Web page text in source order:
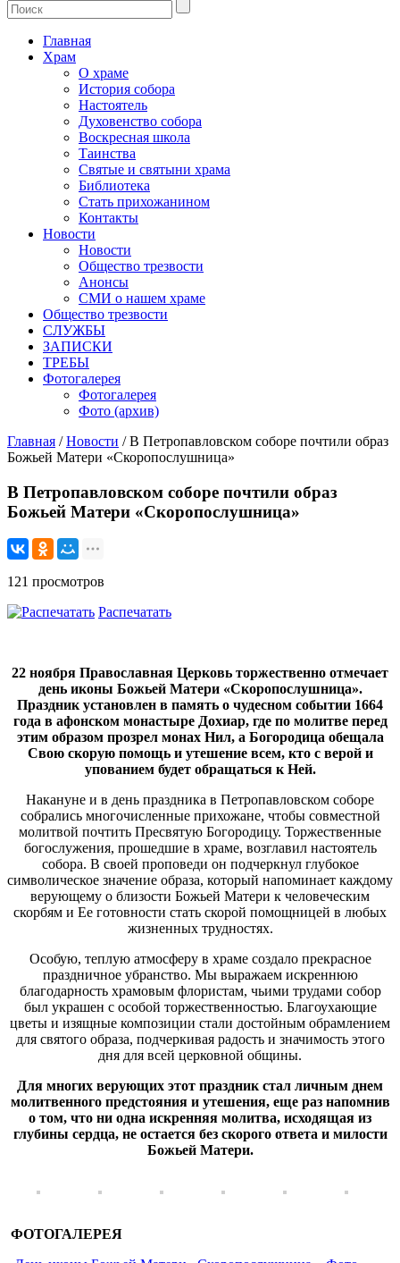
Главная
Храм
О храме
История собора
Настоятель
Духовенство собора
Воскресная школа
Таинства
Святые и святыни храма
Библиотека
Стать прихожанином
Контакты
Новости
Новости
Общество трезвости
Анонсы
СМИ о нашем храме
Общество трезвости
СЛУЖБЫ
ЗАПИСКИ
ТРЕБЫ
Фотогалерея
Фотогалерея
Фото (архив)
Главная /Новости / В Петропавловском соборе почтили образ
Божьей Матери «Скоропослушница»
В Петропавловском соборе почтили образ
Божьей Матери «Скоропослушница»
121 просмотров
Распечатать
22 ноября Православная Церковь торжественно отмечает
день иконы Божьей Матери «Скоропослушница».
Праздник установлен в память о чудесном событии 1664
года в афонском монастыре Дохиар, где по молитве перед
этим образом прозрел монах Нил, а Богородица обещала
Свою скорую помощь и утешение всем, кто с верой и
упованием будет обращаться к Ней.
Накануне и в день праздника в Петропавловском соборе
собрались многочисленные прихожане, чтобы совместной
молитвой почтить Пресвятую Богородицу. Торжественные
богослужения, прошедшие в храме, возглавил настоятель
собора. В своей проповеди он подчеркнул глубокое
символическое значение образа, который напоминает каждому
верующему о близости Божьей Матери к человеческим
скорбям и Ее готовности стать скорой помощницей в любых
жизненных трудностях.
Особую, теплую атмосферу в храме создало прекрасное
праздничное убранство. Мы выражаем искреннюю
благодарность храмовым флористам, чьими трудами собор
был украшен с особой торжественностью. Благоухающие
цветы и изящные композиции стали достойным обрамлением
для святого образа, подчеркивая радость и значимость этого
дня для всей церковной общины.
Для многих верующих этот праздник стал личным днем
молитвенного предстояния и утешения, еще раз напомнив
о том, что ни одна искренняя молитва, исходящая из
глубины сердца, не остается без скорого ответа и милости
Божьей Матери.
ФОТОГАЛЕРЕЯ